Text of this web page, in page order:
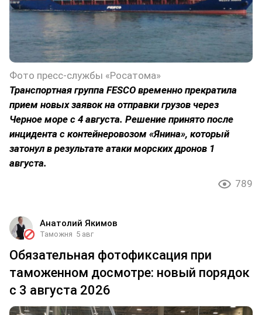
Фото пресс-службы «Росатома»
Транспортная группа FESCO временно прекратила
прием новых заявок на отправки грузов через
Черное море с 4 августа. Решение принято после
инцидента с контейнеровозом «Янина», который
затонул в результате атаки морских дронов 1
августа.
789
Анатолий Якимов
Таможня 5 авг
Обязательная фотофиксация при
таможенном досмотре: новый порядок
с 3 августа 2026